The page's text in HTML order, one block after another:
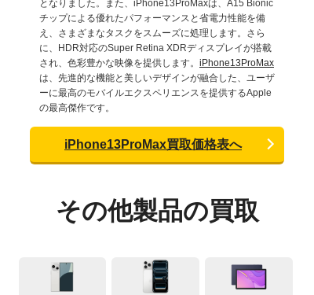
となりました。また、iPhone13ProMaxは、A15 Bionic
チップによる優れたパフォーマンスと省電力性能を備
え、さまざまなタスクをスムーズに処理します。さら
に、HDR対応のSuper Retina XDRディスプレイが搭載
され、色彩豊かな映像を提供します。 iPhone13ProMax
は、先進的な機能と美しいデザインが融合した、ユーザ
ーに最高のモバイルエクスペリエンスを提供するApple
の最高傑作です。
iPhone13ProMax買取価格表へ
その他製品の買取